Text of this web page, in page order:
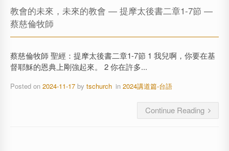
教會的未來，未來的教會 — 提摩太後書二章1-7節 —
蔡慈倫牧師
蔡慈倫牧師 聖經：提摩太後書二章1-7節 1 我兒啊，你要在基
督耶穌的恩典上剛強起來。 2 你在許多...
Posted on 2024-11-17 by tschurch in2024講道篇-台語
Continue Reading